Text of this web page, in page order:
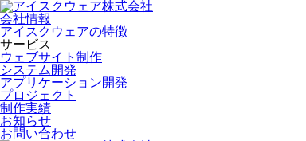
会社情報
アイスクウェアの特徴
サービス
ウェブサイト制作
システム開発
アプリケーション開発
プロジェクト
制作実績
お知らせ
お問い合わせ